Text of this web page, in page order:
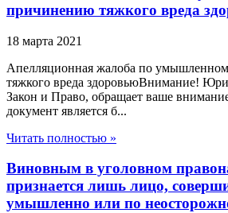
причинению тяжкого вреда
18 марта 2021
Апелляционная жалоба по
тяжкого вреда здоровьюВнимание!
Закон и Право, обращает ваше
документ является б...
Читать полностью »
Виновным в уголовном
признается лишь лицо,
умышленно или по